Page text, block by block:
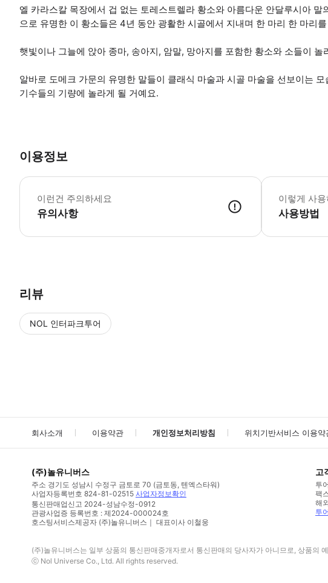
엘 카라스칼 목장에서 겁 없는 토레스트렐라 황소와 아름다운 안달루시아
으로 유명한 이 황소들은 4년 동안 광활한 시골에서 지내며 한 마리 한 마리
햇빛이나 그늘에 앉아 종마, 송아지, 암말, 망아지를 포함한 황소와 소들이
알바로 도메크 가문의 유명한 말들이 클래식 마술과 시골 마술을 선보이는
기수들의 기량에 놀라게 될 거예요.
이용정보
이런건 주의하세요
유의사항
무료 주차장이 있
이렇게 사
사용방법
리뷰
NOL 인터파크투어
회사소개 이용약관 개인정보처리방침 위치기반서비스 이용약
(주)놀유니버스
주소 경기도 성남시 수정구 금토로 70 (금토동, 텐엑스타워)
사업자등록번호 824-81-02515 사업자정보확인
통신판매업신고 2024-성남수정-0912
관광사업증 등록번호 : 제2024-000024호
호스팅서비스제공자 (주)놀유니버스｜ 대표이사 이철웅
고
투
팩
해
투
(주)놀유니버스는 일부 상품의 통신판매중개자로서 통신판매의 당사자가 아니므로, 상품의
ⓒ Nol Universe Co., Ltd. All rights reserved.